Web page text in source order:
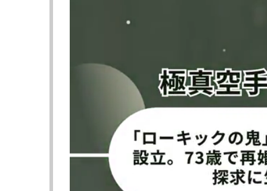
虎矢太の悶絶ボディ！
▼セミファイナル（第8試合） 58.0kg契約
◯山田虎矢太（シーザージム/SB日本フェザ